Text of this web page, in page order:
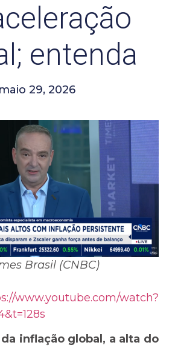
entenda
maio 29, 2026
Brasil (CNBC)
www.youtube.com/watch?
inflação global, a alta do